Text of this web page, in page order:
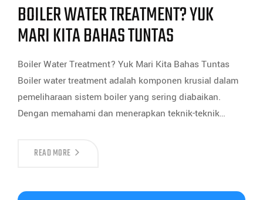
BOILER WATER TREATMENT? YUK
MARI KITA BAHAS TUNTAS
Boiler Water Treatment? Yuk Mari Kita Bahas Tuntas
Boiler water treatment adalah komponen krusial dalam
pemeliharaan sistem boiler yang sering diabaikan.
Dengan memahami dan menerapkan teknik-teknik…
READ MORE